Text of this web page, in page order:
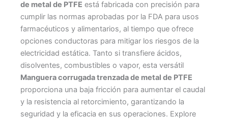
de metal de PTFE está fabricada con precisión para
cumplir las normas aprobadas por la FDA para usos
farmacéuticos y alimentarios, al tiempo que ofrece
opciones conductoras para mitigar los riesgos de la
electricidad estática. Tanto si transfiere ácidos,
disolventes, combustibles o vapor, esta versátil
Manguera corrugada trenzada de metal de PTFE
proporciona una baja fricción para aumentar el caudal
y la resistencia al retorcimiento, garantizando la
seguridad y la eficacia en sus operaciones. Explore